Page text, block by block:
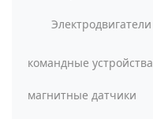
Электродвигатели
командные устройства
магнитные датчики